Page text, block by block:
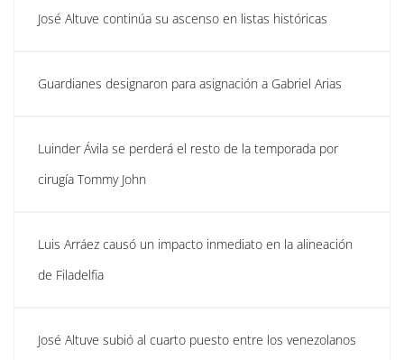
José Altuve continúa su ascenso en listas históricas
Guardianes designaron para asignación a Gabriel Arias
Luinder Ávila se perderá el resto de la temporada por
cirugía Tommy John
Luis Arráez causó un impacto inmediato en la alineación
de Filadelfia
José Altuve subió al cuarto puesto entre los venezolanos